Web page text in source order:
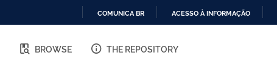
O
COMUNICA BR ACESSO À INFORMAÇÃO
BROWSE THE REPOSITORY